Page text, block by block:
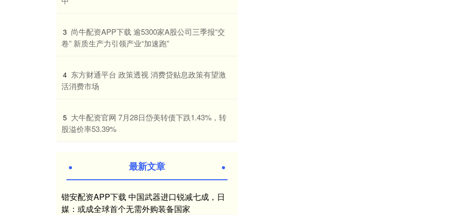
3 ​尚牛配资APP下载 逾5300家A股公司三季报“交
卷” 新质生产力引领产业“加速跑”
4 ​东方财通平台 政策透视 消费贷贴息政策有望激
活消费市场
5 ​大牛配资官网 7月28日岱美转债下跌1.43%，转
股溢价率53.39%
最新文章
锴安配资APP下载 中国武器进口锐减七成，日
媒：或成全球首个无需外购装备国家